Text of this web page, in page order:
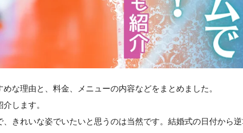
な理由と、料金、メニューの内容などをまとめました。
します。
きれいな姿でいたいと思うのは当然です。結婚式の日付から